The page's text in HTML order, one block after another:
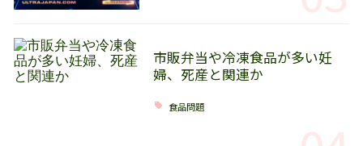
市販弁当や冷凍食品が多い妊
婦、死産と関連か
食品問題